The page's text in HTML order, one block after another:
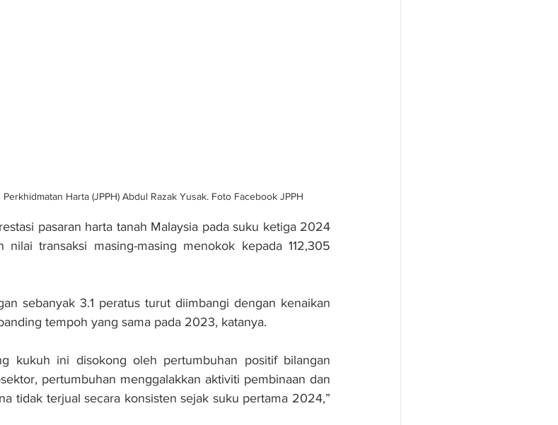
Harta (JPPH) Abdul Razak Yusak. Foto Facebook JPPH
pasaran harta tanah Malaysia pada suku ketiga 2024
transaksi masing-masing menokok kepada 112,305
sebanyak 3.1 peratus turut diimbangi dengan kenaikan
tempoh yang sama pada 2023, katanya.
kukuh ini disokong oleh pertumbuhan positif bilangan
pertumbuhan menggalakkan aktiviti pembinaan dan
tidak terjual secara konsisten sejak suku pertama 2024,”